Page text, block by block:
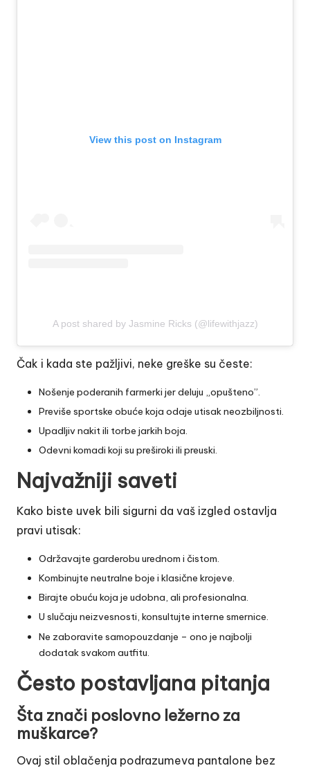
View this post on Instagram
A post shared by Jasmine Ricks (@lifewithjazz)
Čak i kada ste pažljivi, neke greške su česte:
Nošenje poderanih farmerki jer deluju „opušteno”.
Previše sportske obuće koja odaje utisak neozbiljnosti.
Upadljiv nakit ili torbe jarkih boja.
Odevni komadi koji su preširoki ili preuski.
Najvažniji saveti
Kako biste uvek bili sigurni da vaš izgled ostavlja
pravi utisak:
Održavajte garderobu urednom i čistom.
Kombinujte neutralne boje i klasične krojeve.
Birajte obuću koja je udobna, ali profesionalna.
U slučaju neizvesnosti, konsultujte interne smernice.
Ne zaboravite samopouzdanje – ono je najbolji
dodatak svakom autfitu.
Često postavljana pitanja
Šta znači poslovno ležerno za
muškarce?
Ovaj stil oblačenja podrazumeva pantalone bez